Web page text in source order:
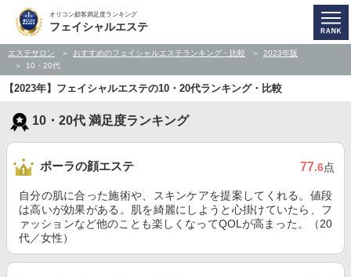
オリコン顧客満足度ランキング
フェイシャルエステ
エステサロン おすすめのフェイシャルエステランキング・比較
2023年版
10・20代
【2023年】フェイシャルエステの10・20代ランキング・比較
10・20代 満足度ランキング
ポーラの顔エステ 77.6点
自分の肌に合った施術や、スキンケアを提案してくれる。値段
は高いが効果がある。肌を綺麗にしようと心掛けていたら、フ
ァッションなど他のことも楽しくなってQOLが高まった。（20
代／女性）